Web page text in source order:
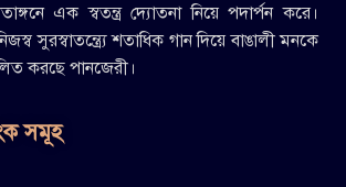
এক স্বতন্ত্র দ্যোতনা নিয়ে পদার্পন করে।
সুরস্বাতন্ত্র্যে শতাধিক গান দিয়ে বাঙালী মনকে
করছে পানজেরী।
সমূহ